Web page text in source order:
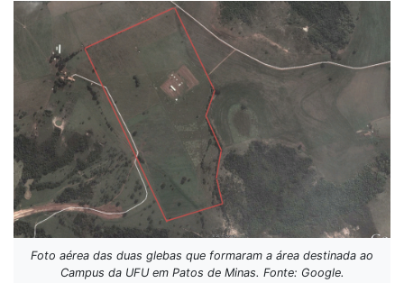
Foto aérea das duas glebas que formaram a área destinada ao
Campus da UFU em Patos de Minas. Fonte: Google.